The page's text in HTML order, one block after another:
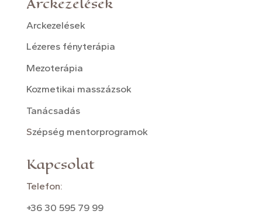
Arckezelések
Lézeres fényterápia
Mezoterápia
Kozmetikai masszázsok
Tanácsadás
Szépség mentorprogramok
Kapcsolat
Telefon:
+36 30 595 79 99